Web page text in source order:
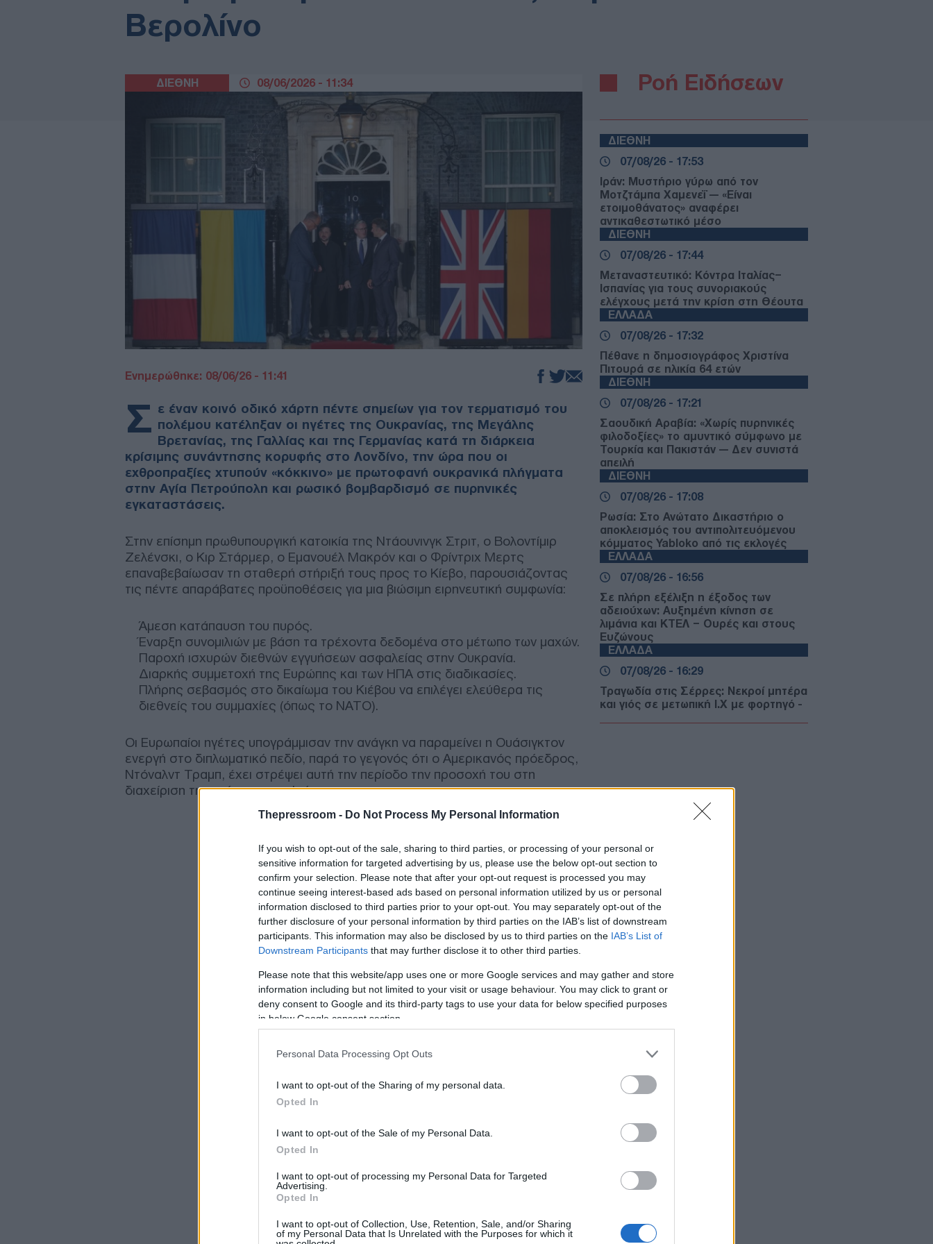
Thepressroom - Do Not Process My Personal Information
If you wish to opt-out of the sale, sharing to third parties, or processing of your personal or
sensitive information for targeted advertising by us, please use the below opt-out section to
confirm your selection. Please note that after your opt-out request is processed you may
continue seeing interest-based ads based on personal information utilized by us or personal
information disclosed to third parties prior to your opt-out. You may separately opt-out of the
further disclosure of your personal information by third parties on the IAB’s list of downstream
participants. This information may also be disclosed by us to third parties on the IAB’s List of
Downstream Participants that may further disclose it to other third parties.
Please note that this website/app uses one or more Google services and may gather and store
information including but not limited to your visit or usage behaviour. You may click to grant or
deny consent to Google and its third-party tags to use your data for below specified purposes
in below Google consent section.
Personal Data Processing Opt Outs
I want to opt-out of the Sharing of my personal data.
Opted In
I want to opt-out of the Sale of my Personal Data.
Opted In
I want to opt-out of processing my Personal Data for Targeted
Advertising.
Opted In
I want to opt-out of Collection, Use, Retention, Sale, and/or Sharing
of my Personal Data that Is Unrelated with the Purposes for which it
Βερολίνο
ΔΙΕΘΝΗ 08/06/2026 - 11:34
Ενημερώθηκε: 08/06/26 - 11:41
Σ ε έναν κοινό οδικό χάρτη πέντε σημείων για τον τερματισμό του
πολέμου κατέληξαν οι ηγέτες της Ουκρανίας, της Μεγάλης
Βρετανίας, της Γαλλίας και της Γερμανίας κατά τη διάρκεια
κρίσιμης συνάντησης κορυφής στο Λονδίνο, την ώρα που οι
εχθροπραξίες χτυπούν «κόκκινο» με πρωτοφανή ουκρανικά πλήγματα
στην Αγία Πετρούπολη και ρωσικό βομβαρδισμό σε πυρηνικές
εγκαταστάσεις.
Στην επίσημη πρωθυπουργική κατοικία της Ντάουνινγκ Στριτ, ο Βολοντίμιρ
Ζελένσκι, ο Κιρ Στάρμερ, ο Εμανουέλ Μακρόν και ο Φρίντριχ Μερτς
επαναβεβαίωσαν τη σταθερή στήριξή τους προς το Κίεβο, παρουσιάζοντας
τις πέντε απαράβατες προϋποθέσεις για μια βιώσιμη ειρηνευτική συμφωνία:
Άμεση κατάπαυση του πυρός.
Έναρξη συνομιλιών με βάση τα τρέχοντα δεδομένα στο μέτωπο των μαχών.
Παροχή ισχυρών διεθνών εγγυήσεων ασφαλείας στην Ουκρανία.
Διαρκής συμμετοχή της Ευρώπης και των ΗΠΑ στις διαδικασίες.
Πλήρης σεβασμός στο δικαίωμα του Κιέβου να επιλέγει ελεύθερα τις
διεθνείς του συμμαχίες (όπως το ΝΑΤΟ).
Οι Ευρωπαίοι ηγέτες υπογράμμισαν την ανάγκη να παραμείνει η Ουάσιγκτον
ενεργή στο διπλωματικό πεδίο, παρά το γεγονός ότι ο Αμερικανός πρόεδρος,
Ντόναλντ Τραμπ, έχει στρέψει αυτή την περίοδο την προσοχή του στη
διαχείριση της κρίσης με το Ιράν.
Ροή Ειδήσεων
ΔΙΕΘΝΗ
07/08/26 - 17:53
Ιράν: Μυστήριο γύρω από τον
Μοτζτάμπα Χαμενεΐ — «Είναι
ετοιμοθάνατος» αναφέρει
αντικαθεστωτικό μέσο
ΔΙΕΘΝΗ
07/08/26 - 17:44
Μεταναστευτικό: Κόντρα Ιταλίας–
Ισπανίας για τους συνοριακούς
ελέγχους μετά την κρίση στη Θέουτα
ΕΛΛΑΔΑ
07/08/26 - 17:32
Πέθανε η δημοσιογράφος Χριστίνα
Πιτουρά σε ηλικία 64 ετών
ΔΙΕΘΝΗ
07/08/26 - 17:21
Σαουδική Αραβία: «Χωρίς πυρηνικές
φιλοδοξίες» το αμυντικό σύμφωνο με
Τουρκία και Πακιστάν — Δεν συνιστά
απειλή
ΔΙΕΘΝΗ
07/08/26 - 17:08
Ρωσία: Στο Ανώτατο Δικαστήριο ο
αποκλεισμός του αντιπολιτευόμενου
κόμματος Yabloko από τις εκλογές
ΕΛΛΑΔΑ
07/08/26 - 16:56
Σε πλήρη εξέλιξη η έξοδος των
αδειούχων: Αυξημένη κίνηση σε
λιμάνια και ΚΤΕΛ – Ουρές και στους
Ευζώνους
ΕΛΛΑΔΑ
07/08/26 - 16:29
Τραγωδία στις Σέρρες: Νεκροί μητέρα
και γιός σε μετωπική Ι.Χ με φορτηγό -
Υεμένη: Νέες επιθέσεις των Χούθι στη
Ινδία: Σχεδόν 100 νεκροί από
πλημμύρες και κατολισθήσεις -
Χιλιάδες εκτοπισμένοι
ΕΛΛΑΔΑ
07/08/26 - 16:11
Παραλίες: Πάνω από 1.500 έλεγχοι σε
ΔΙΕΘΝΗ
07/08/26 - 15:51
Atlantic: Αδιέξοδο και οργή Τραμπ για
τα εξαντλημένα αποθέματα όπλων
ΔΙΕΘΝΗ
07/08/26 - 15:43
Η «οργή της διαδοχής» πάνω από το
ΕΛΛΑΔΑ
Μπλόκο της γερμανικής αστυνομίας
στη ρωσόφωνη μαφία: Συνελήφθη
ΔΙΕΘΝΗ